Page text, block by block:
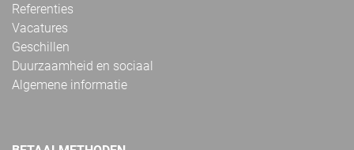
Referenties
Vacatures
Geschillen
Duurzaamheid en sociaal
Algemene informatie